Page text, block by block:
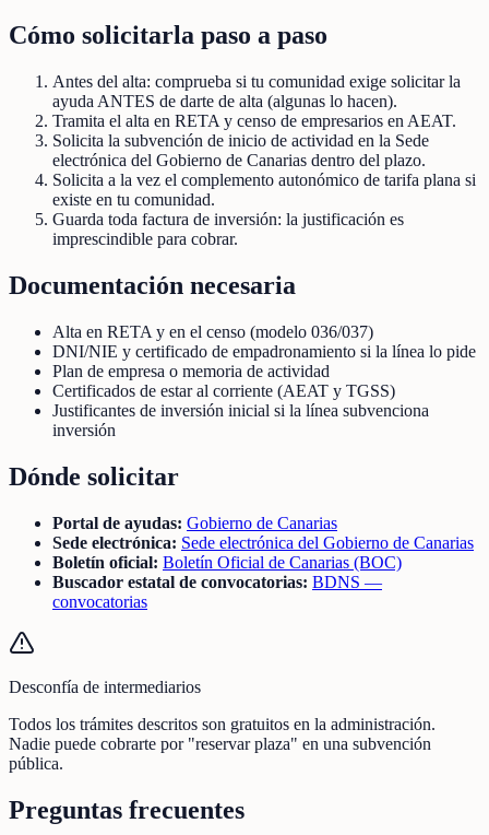
Cómo solicitarla paso a paso
Antes del alta: comprueba si tu comunidad exige solicitar la
ayuda ANTES de darte de alta (algunas lo hacen).
Tramita el alta en RETA y censo de empresarios en AEAT.
Solicita la subvención de inicio de actividad en la Sede
electrónica del Gobierno de Canarias dentro del plazo.
Solicita a la vez el complemento autonómico de tarifa plana si
existe en tu comunidad.
Guarda toda factura de inversión: la justificación es
imprescindible para cobrar.
Documentación necesaria
Alta en RETA y en el censo (modelo 036/037)
DNI/NIE y certificado de empadronamiento si la línea lo pide
Plan de empresa o memoria de actividad
Certificados de estar al corriente (AEAT y TGSS)
Justificantes de inversión inicial si la línea subvenciona
inversión
Dónde solicitar
Portal de ayudas: Gobierno de Canarias
Sede electrónica: Sede electrónica del Gobierno de Canarias
Boletín oficial: Boletín Oficial de Canarias (BOC)
Buscador estatal de convocatorias: BDNS —
convocatorias
Desconfía de intermediarios
Todos los trámites descritos son gratuitos en la administración.
Nadie puede cobrarte por "reservar plaza" en una subvención
pública.
Preguntas frecuentes